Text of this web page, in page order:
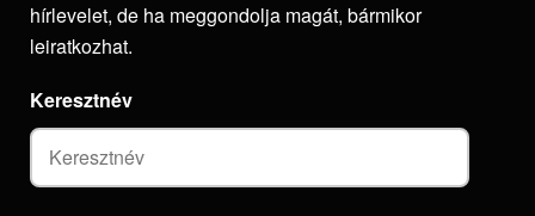
hírlevelet, de ha meggondolja magát, bármikor
leiratkozhat.
Keresztnév